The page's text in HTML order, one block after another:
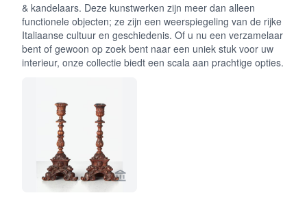
& kandelaars. Deze kunstwerken zijn meer dan alleen
functionele objecten; ze zijn een weerspiegeling van de rijke
Italiaanse cultuur en geschiedenis. Of u nu een verzamelaar
bent of gewoon op zoek bent naar een uniek stuk voor uw
interieur, onze collectie biedt een scala aan prachtige opties.
Bekijk verkoperspagina van